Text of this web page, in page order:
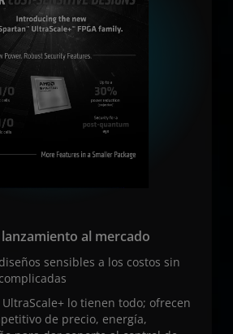
al mercado
sensibles a los costos sin
UltraScale+ lo tienen todo; ofrecen
de precio, energía,